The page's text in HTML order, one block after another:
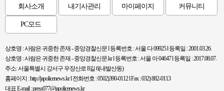
회사소개 내기사관리 마이페이지 커뮤니티
PC모드
상호명 : 사람은 귀중한 존재 - 중앙경찰신문 l 등록번호 : 서울 다 09925 l 등록일 : 2001.03.26.
상호명 : 사람은 귀중한 존재 - 중앙경찰신문.kr l 등록번호 : 서울 아 04647 l 등록일 : 2017.08.07.
주소: 서울특별시 강서구 우장산로 8길 6(내발산동)
홈페이지 : http://japolicenews.kr l 전화번호 : 0502)390-0112 l Fax : 032) 882-0113
대표 E-mail : press077@japolicenews.kr